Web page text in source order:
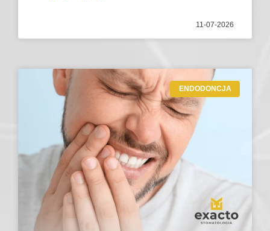
11-07-2026
ENDODONCJA